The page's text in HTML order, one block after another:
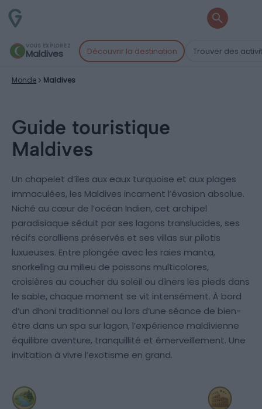
VOUS EXPLOREZ
Maldives Découvrir la destination Trouver des
Monde Maldives
Guide touristique
Maldives
Un chapelet d’îles aux eaux turquoise et aux plages
immaculées, les Maldives incarnent l’évasion absolue.
Niché au cœur de l’océan Indien, cet archipel
paradisiaque séduit par ses lagons translucides, ses
récifs coralliens préservés et ses villas sur pilotis
luxueuses. Entre plongée avec les raies manta,
snorkeling au milieu de poissons multicolores,
croisières au coucher du soleil ou dîners les pieds dans
le sable, chaque moment se vit intensément. À bord
d’un dhoni traditionnel ou lors d’une séance de bien-
être dans un spa sur lagon, l’expérience maldivienne
équilibre aventure, tranquillité et émerveillement. Une
invitation à vivre l’exotisme en grand.